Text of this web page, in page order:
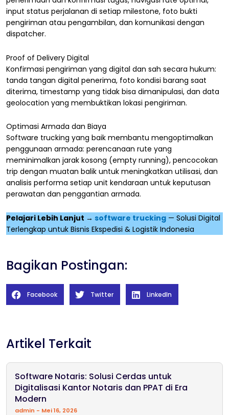
input status perjalanan di setiap milestone, foto bukti
pengiriman atau pengambilan, dan komunikasi dengan
dispatcher.
Proof of Delivery Digital
Konfirmasi pengiriman yang digital dan sah secara hukum:
tanda tangan digital penerima, foto kondisi barang saat
diterima, timestamp yang tidak bisa dimanipulasi, dan data
geolocation yang membuktikan lokasi pengiriman.
Optimasi Armada dan Biaya
Software trucking yang baik membantu mengoptimalkan
penggunaan armada: perencanaan rute yang
meminimalkan jarak kosong (empty running), pencocokan
trip dengan muatan balik untuk meningkatkan utilisasi, dan
analisis performa setiap unit kendaraan untuk keputusan
perawatan dan penggantian armada.
Pelajari Lebih Lanjut → software trucking — Solusi Digital
Terlengkap untuk Bisnis Ekspedisi & Logistik Indonesia
Bagikan Postingan:
Facebook Twitter LinkedIn
Artikel Terkait
Software Notaris: Solusi Cerdas untuk
Digitalisasi Kantor Notaris dan PPAT di Era
Modern
admin Mei 16, 2026